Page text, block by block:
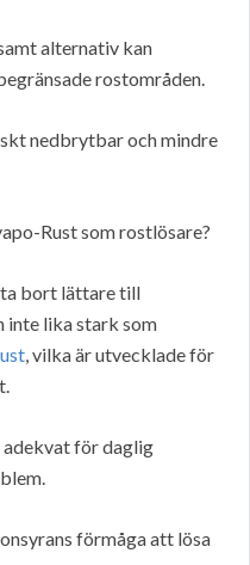
alternativ kan
rostområden.
nedbrytbar och mindre
Rust som rostlösare?
bort lättare till
inte lika stark som
, vilka är utvecklade för
för daglig
förmåga att lösa